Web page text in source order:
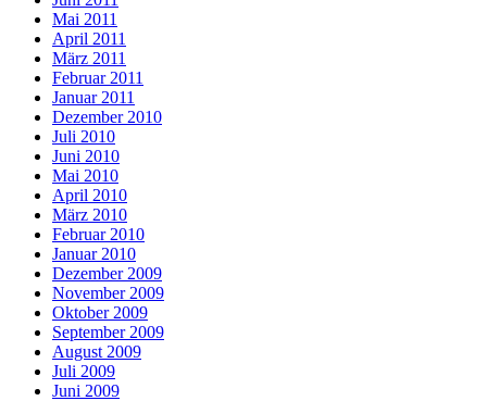
Mai 2011
April 2011
März 2011
Februar 2011
Januar 2011
Dezember 2010
Juli 2010
Juni 2010
Mai 2010
April 2010
März 2010
Februar 2010
Januar 2010
Dezember 2009
November 2009
Oktober 2009
September 2009
August 2009
Juli 2009
Juni 2009